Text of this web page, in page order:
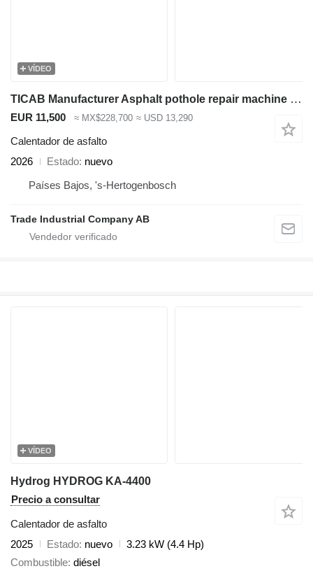
VÍDEO
TICAB Manufacturer Asphalt pothole repair machine 1*1,8m
EUR 11,500 ≈ MX$228,700 ≈ USD 13,290
Calentador de asfalto
2026
Estado nuevo
Países Bajos, 's-Hertogenbosch
Trade Industrial Company AB
VÍDEO
Hydrog HYDROG KA-4400
Precio a consultar
Calentador de asfalto
2025
Estado nuevo
3.23 kW (4.4 Hp)
Combustible diésel